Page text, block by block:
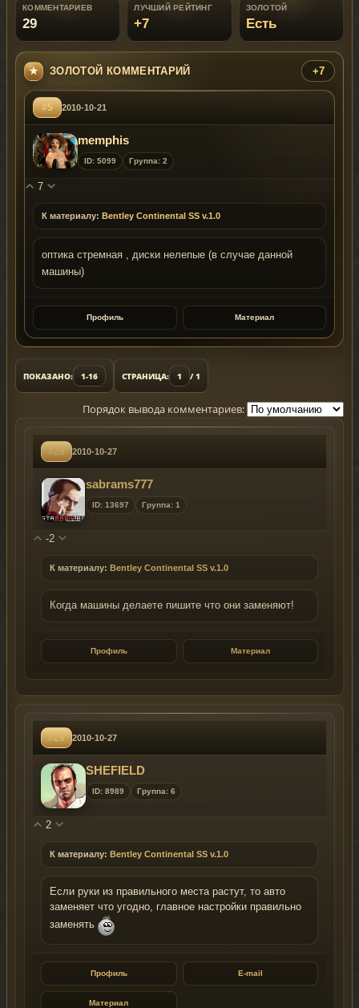
КОММЕНТАРИЕВ
29
ЛУЧШИЙ РЕЙТИНГ
+7
ЗОЛОТОЙ
Есть
ЗОЛОТОЙ КОММЕНТАРИЙ +7
#5 2010-10-21
memphis
ID: 5099 Группа: 2
7
К материалу: Bentley Continental SS v.1.0
оптика стремная , диски нелепые (в случае данной
машины)
Профиль Материал
ПОКАЗАНО: 1-16 СТРАНИЦА: 1 / 1
Порядок вывода комментариев:
#28 2010-10-27
sabrams777
ID: 13697 Группа: 1
-2
К материалу: Bentley Continental SS v.1.0
Когда машины делаете пишите что они заменяют!
Профиль Материал
#29 2010-10-27
SHEFIELD
ID: 8989 Группа: 6
2
К материалу: Bentley Continental SS v.1.0
Если руки из правильного места растут, то авто
заменяет что угодно, главное настройки правильно
заменять
Профиль E-mail
Материал